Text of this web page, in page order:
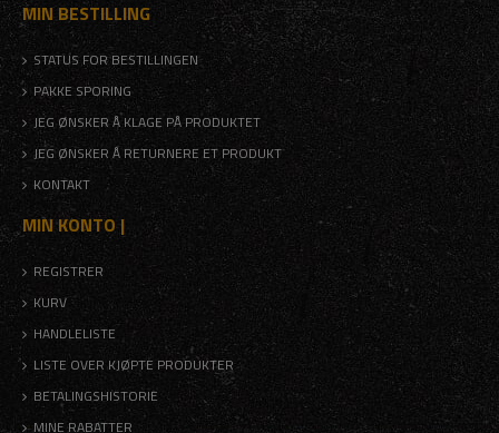
MIN BESTILLING
STATUS FOR BESTILLINGEN
PAKKE SPORING
JEG ØNSKER Å KLAGE PÅ PRODUKTET
JEG ØNSKER Å RETURNERE ET PRODUKT
KONTAKT
MIN KONTO |
REGISTRER
KURV
HANDLELISTE
LISTE OVER KJØPTE PRODUKTER
BETALINGSHISTORIE
MINE RABATTER